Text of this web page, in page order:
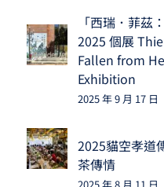
「西瑞．菲
2025 個展
Fallen from
Exhibition
2025 年 9 月 17 日
2025貓空孝
茶傳情
2025 年 8 月 11 日